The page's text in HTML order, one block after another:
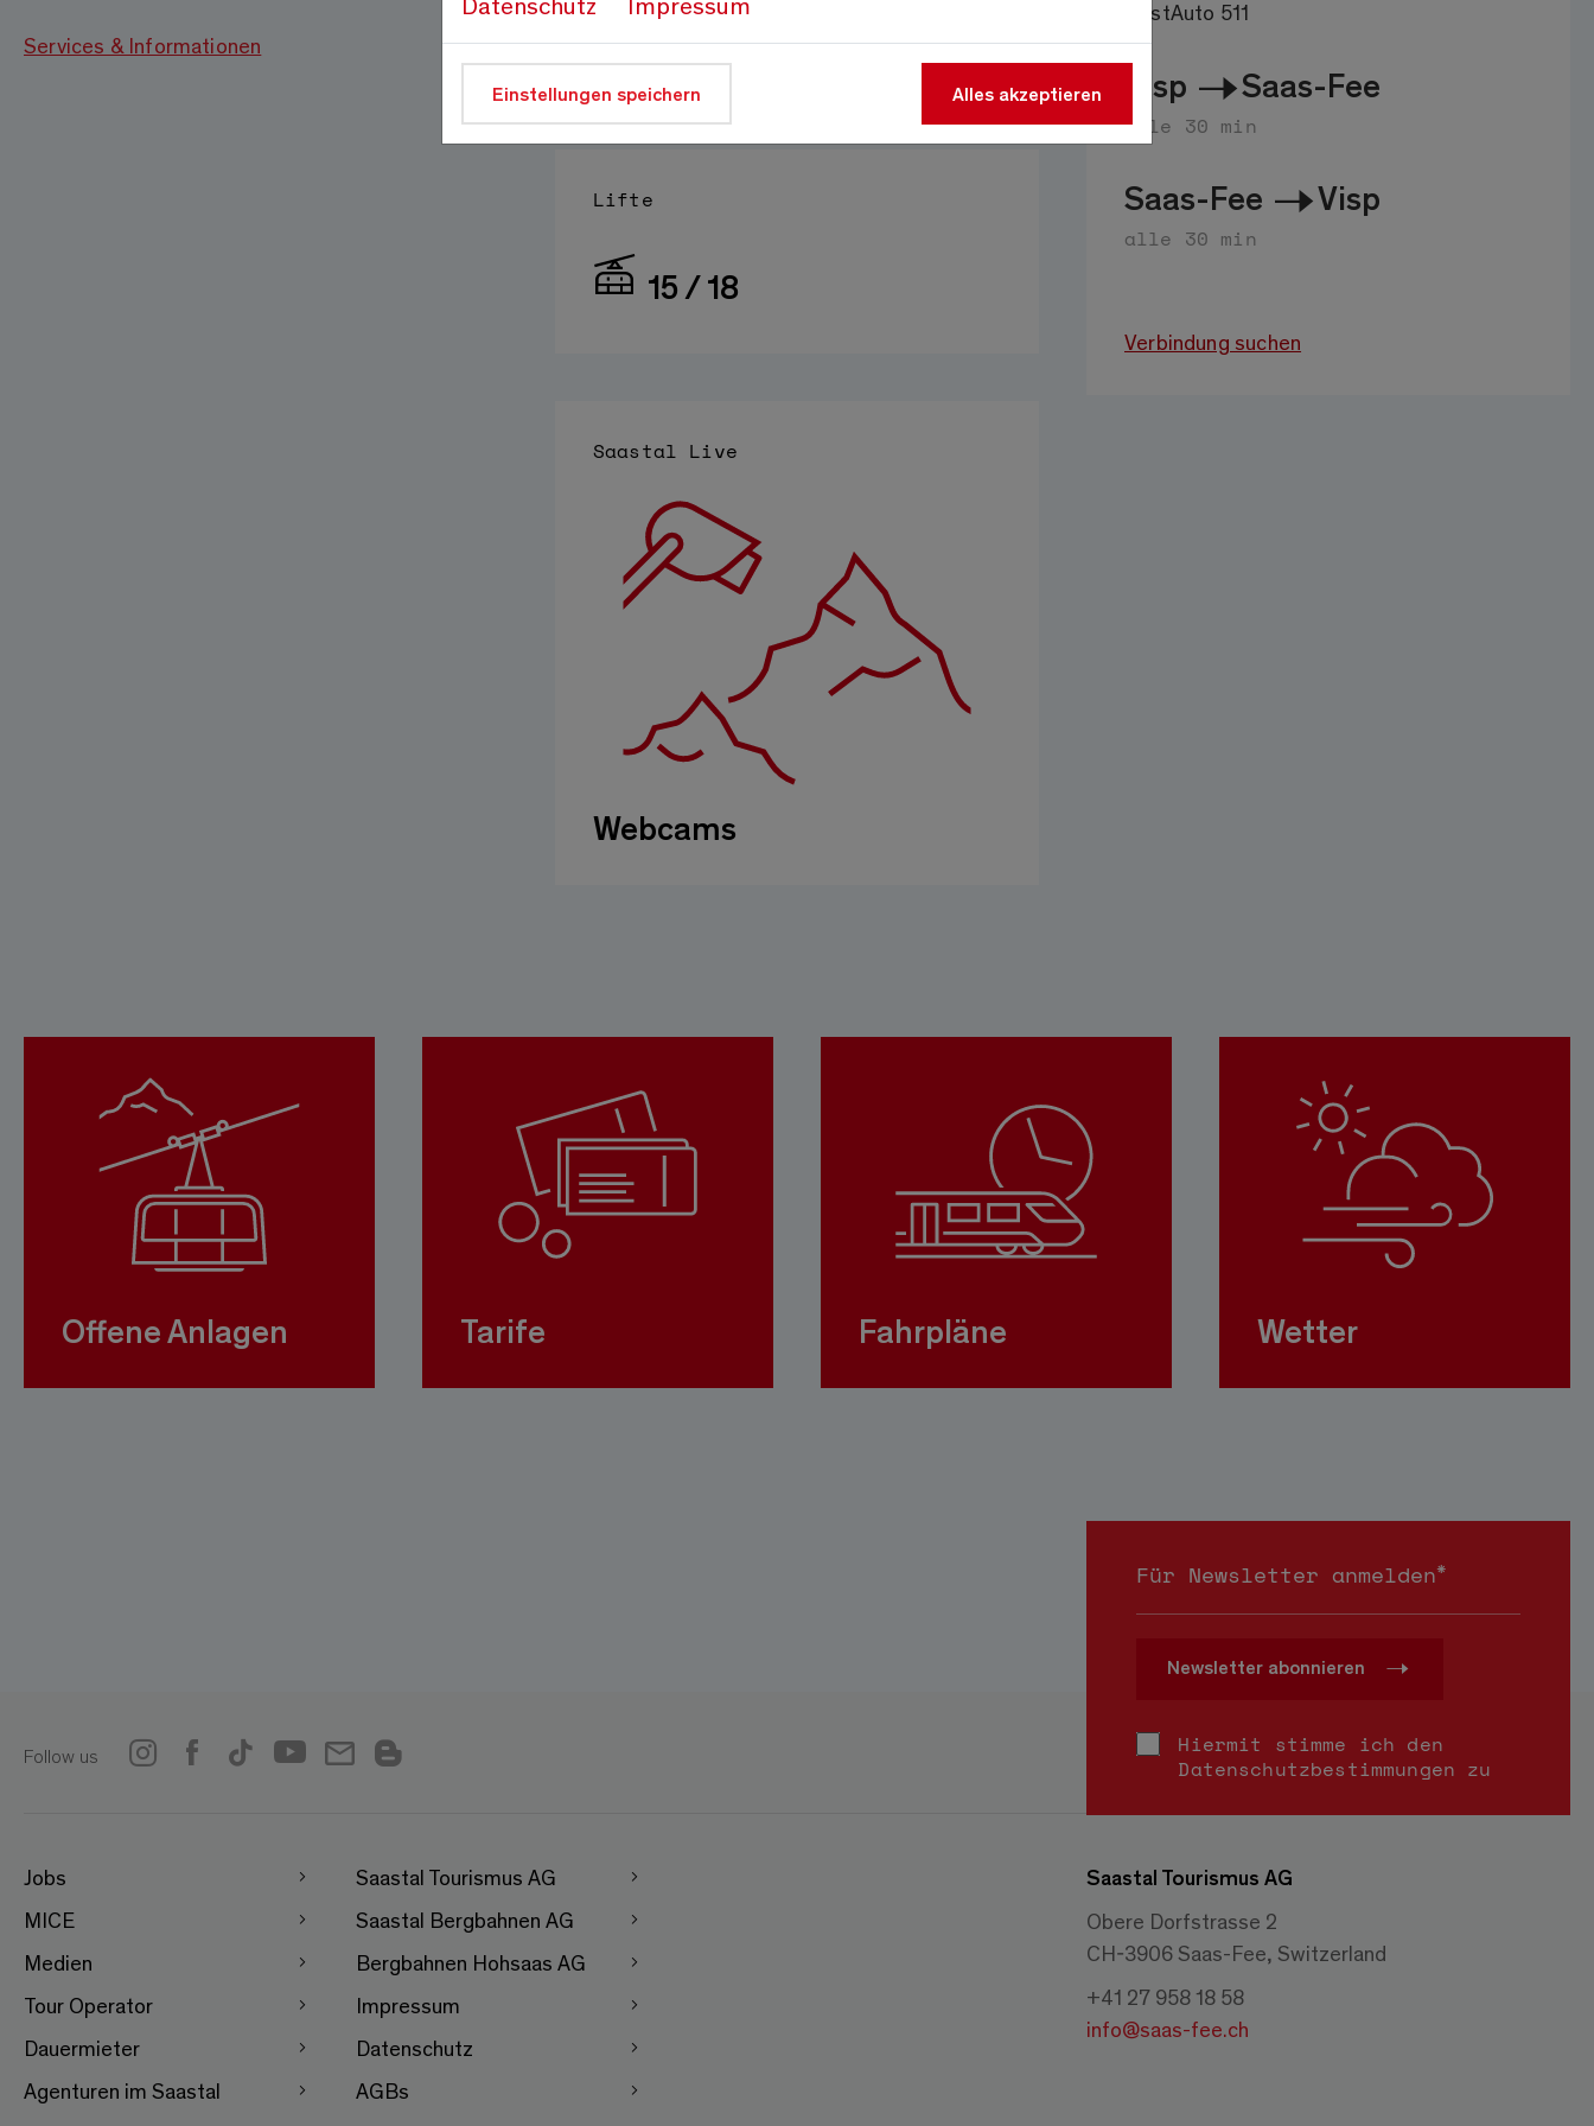
Services & Informationen
PostAuto 511
Visp Saas-Fee
alle 30 min
Saas-Fee Visp
alle 30 min
Verbindung suchen
Lifte
15 / 18
Saastal Live
Webcams
Offene Anlagen Tarife Fahrpläne Wetter
Für Newsletter anmelden*
Newsletter abonnieren
Hiermit stimme ich den
Datenschutzbestimmungen zu
Follow us
Jobs
MICE
Medien
Tour Operator
Dauermieter
Agenturen im Saastal
Saastal Tourismus AG
Saastal Bergbahnen AG
Bergbahnen Hohsaas AG
Impressum
Datenschutz
AGBs
Saastal Tourismus AG
Obere Dorfstrasse 2
CH-3906 Saas-Fee, Switzerland
+41 27 958 18 58
info@saas-fee.ch
Einstellungen speichern Alles akzeptieren